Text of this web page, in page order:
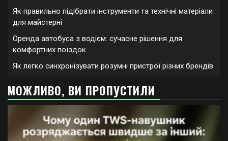
Як правильно підібрати інструменти та технічні матеріали
для майстерні
Оренда автобуса з водієм: сучасне рішення для
комфортних поїздок
Як легко синхронізувати розумні пристрої різних брендів
МОЖЛИВО, ВИ ПРОПУСТИЛИ